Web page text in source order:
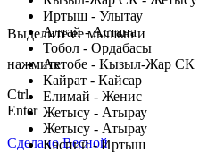
Иртыш - Улытау
Алтай - Астана
Тобол - Ордабасы
Актобе - Кызыл-Жар СК
Кайрат - Кайсар
Елимай - Женис
Жетысу - Атырау
Жетысу - Атырау
Каспий - Иртыш
Заметили ошибку в тексте?
Выделите ее мышью и
нажмите
Ctrl
Enter
Сделано Весной